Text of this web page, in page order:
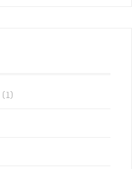
(1)